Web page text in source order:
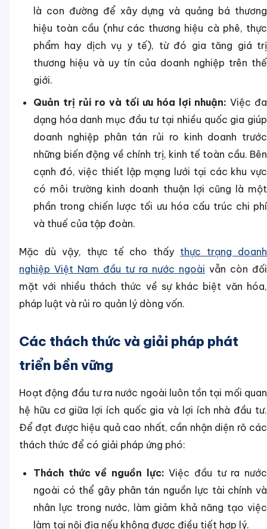
là con đường để xây dựng và quảng bá thương
hiệu toàn cầu (như các thương hiệu cà phê, thực
phẩm hay dịch vụ y tế), từ đó gia tăng giá trị
thương hiệu và uy tín của doanh nghiệp trên thế
giới.
Quản trị rủi ro và tối ưu hóa lợi nhuận: Việc đa
dạng hóa danh mục đầu tư tại nhiều quốc gia giúp
doanh nghiệp phân tán rủi ro kinh doanh trước
những biến động về chính trị, kinh tế toàn cầu. Bên
cạnh đó, việc thiết lập mạng lưới tại các khu vực
có môi trường kinh doanh thuận lợi cũng là một
phần trong chiến lược tối ưu hóa cấu trúc chi phí
và thuế của tập đoàn.
Mặc dù vậy, thực tế cho thấy thực trạng doanh
nghiệp Việt Nam đầu tư ra nước ngoài vẫn còn đối
mặt với nhiều thách thức về sự khác biệt văn hóa,
pháp luật và rủi ro quản lý dòng vốn.
Các thách thức và giải pháp phát
triển bền vững
Hoạt động đầu tư ra nước ngoài luôn tồn tại mối quan
hệ hữu cơ giữa lợi ích quốc gia và lợi ích nhà đầu tư.
Để đạt được hiệu quả cao nhất, cần nhận diện rõ các
thách thức để có giải pháp ứng phó:
Thách thức về nguồn lực: Việc đầu tư ra nước
ngoài có thể gây phân tán nguồn lực tài chính và
nhân lực trong nước, làm giảm khả năng tạo việc
làm tại nội địa nếu không được điều tiết hợp lý.